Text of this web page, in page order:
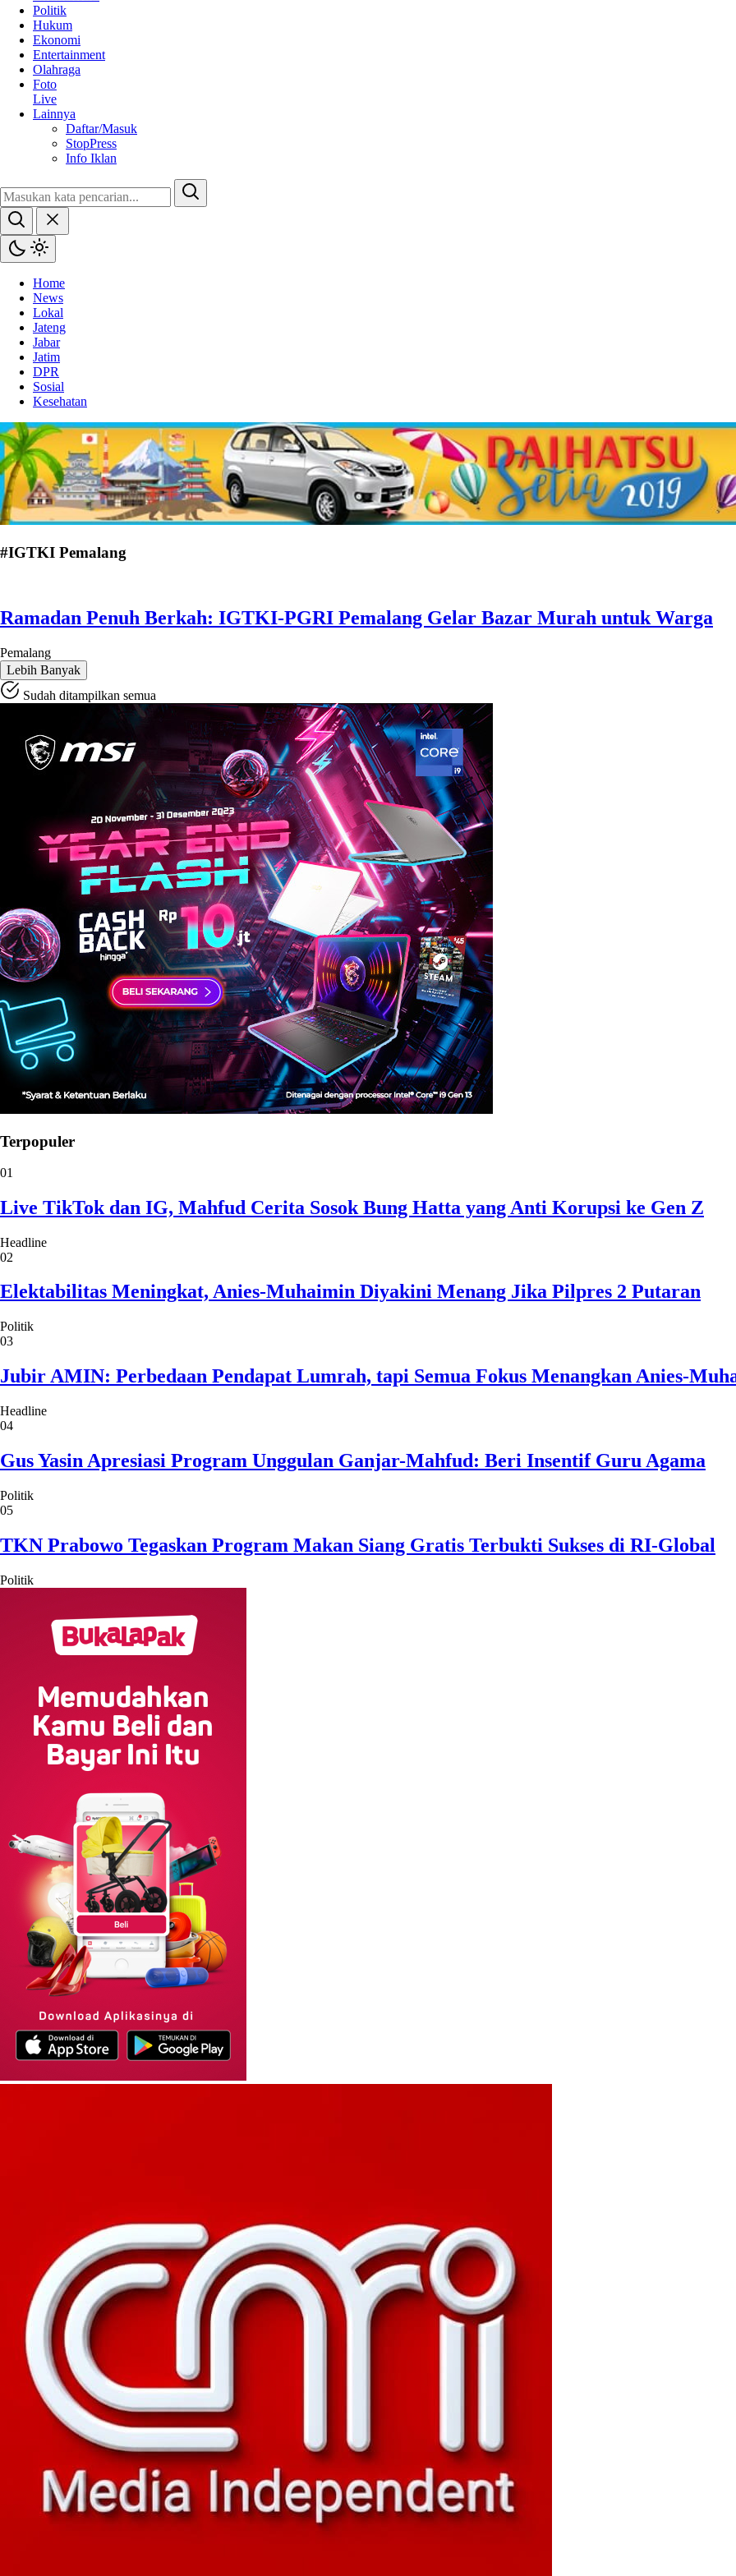
Politik
Hukum
Ekonomi
Entertainment
Olahraga
Foto
Live
Lainnya
Daftar/Masuk
StopPress
Info Iklan
Home
News
Lokal
Jateng
Jabar
Jatim
DPR
Sosial
Kesehatan
#IGTKI Pemalang
Ramadan Penuh Berkah: IGTKI-PGRI Pemalang Gelar Bazar Murah untuk Warga
Pemalang
Lebih Banyak
Sudah ditampilkan semua
Terpopuler
01
Live TikTok dan IG, Mahfud Cerita Sosok Bung Hatta yang Anti Korupsi ke Gen Z
Headline
02
Elektabilitas Meningkat, Anies-Muhaimin Diyakini Menang Jika Pilpres 2 Putaran
Politik
03
Jubir AMIN: Perbedaan Pendapat Lumrah, tapi Semua Fokus Menangkan Anies-
Headline
04
Gus Yasin Apresiasi Program Unggulan Ganjar-Mahfud: Beri Insentif Guru Agama
Politik
05
TKN Prabowo Tegaskan Program Makan Siang Gratis Terbukti Sukses di RI-Global
Politik